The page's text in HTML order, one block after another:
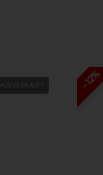
AUSVERKAUFT 12%